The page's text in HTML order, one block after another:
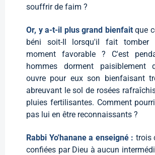
souffrir de faim ?
Or, y a-t-il plus grand bienfaitque
béni soit-Il lorsqu'il fait
moment favorable ? C'est
hommes dorment paisiblement
ouvre pour eux son bienfaisant
abreuvant le sol de rosées
pluies fertilisantes. Comment
pas lui en être reconnaissants ?
Rabbi Yo'hanane a enseigné : trois
confiées par Dieu à aucun